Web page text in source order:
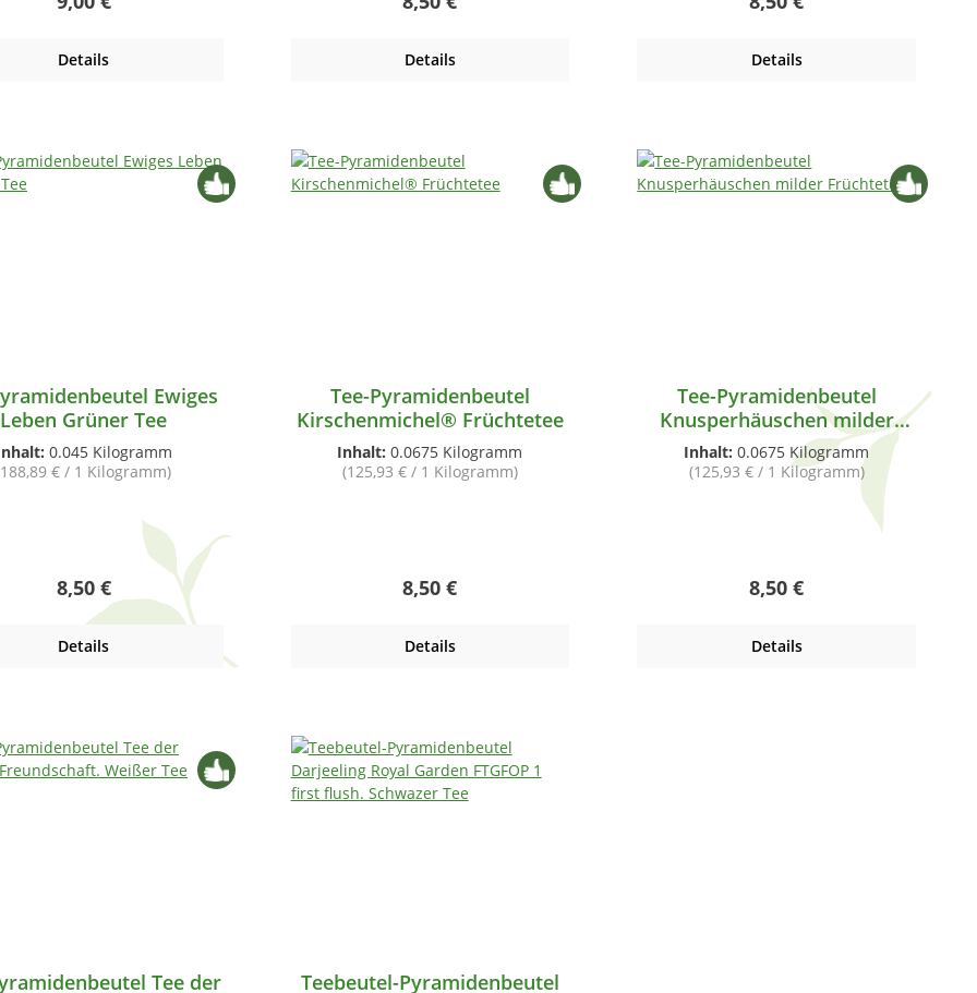
Details Details Details
Ewiges
Leben Grüner Tee
0.045 Kilogramm
€ / 1 Kilogramm)
Regulärer Preis:
8,50 €
Details
Tee-Pyramidenbeutel
Kirschenmichel® Früchtetee
Inhalt:0.0675 Kilogramm
(125,93 € / 1 Kilogramm)
Regulärer Preis:
8,50 €
Details
Tee-Pyramidenbeutel
Knusperhäuschen milder
Früchtetee
Inhalt:0.0675 Kilogramm
(125,93 € / 1 Kilogramm)
Regulärer Preis:
8,50 €
Details
Tee der
Teebeutel-Pyramidenbeutel